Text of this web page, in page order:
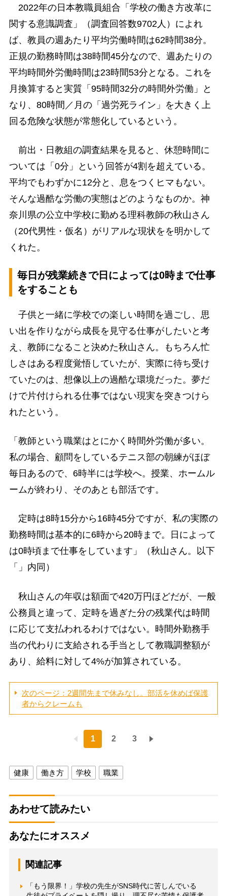
2022年の日本教職員組合「学校の働き方改革に
関する意識調査」（調査回答数9702人）によれ
ば、教員の週あたり平均労働時間は62時間38分。
正規の勤務時間は38時間45分なので、週あたりの
平均時間外労働時間は23時間53分となる。これを
月換算すると実質「95時間32分の時間外労働」と
なり、80時間／月の「過労死ライン」を大きく上
回る危険な状態が常態化しているという。
前出・日教組の調査結果を見ると、休憩時間に
ついては「0分」という回答が4割を超えている。
平均でもわずかに12分と、息をつくヒマもない。
そんな過酷な労働の実態はどのようなものか。神
奈川県の公立中学校に勤める理科教師の秋山さん
（20代男性・仮名）がリアルな現状をを明かして
くれた。
毎日が残業続きで日によっては0時まで仕事
をすることも
子供と一緒に学校での楽しい時間を過ごし、思
い出を作りながら成長を見守る仕事がしたいと考
え、教師になること決めた秋山さん。もちろん忙
しさはある程度覚悟していたが、実際に待ち受け
ていたのは、想像以上の過酷な環境だった。夢だ
けで片付けられる仕事ではない現実を突きつけら
れたという。
「教師という職業はとにかく時間外労働が多い。
私の場合、顧問をしているテニス部の朝練がほぼ
毎日あるので、6時半には学校へ。授業、ホームル
ームが終わり、そのあとも部活です。
定時は8時15分から16時45分ですが、私の実際の
勤務時間は基本的に6時から20時まで。日によって
は0時頃まで仕事をしています」（秋山さん。以下
「」内同）
秋山さんの年収は額面で420万円ほどだが、一般
公務員と違って、定時を過ぎた分の残業代は時間
に応じて支払われるわけではない。時間外勤務手
当の代わりに支給される手当として教職調整額が
あり、給料に対して4%が加算されている。
次のページ：2週間先まで休みなし。部活を休めば保護
者からクレームも
1 2 3
健康 働き方 学校 職業
あわせて読みたい
あなたにオススメ
関連記事
「もう限界！」学校の先生がSNS時代に苦しんでいる